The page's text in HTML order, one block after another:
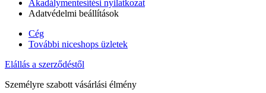
Akadálymentesítési nyilatkozat
Adatvédelmi beállítások
Cég
További niceshops üzletek
Elállás a szerződéstől
Személyre szabott vásárlási élmény